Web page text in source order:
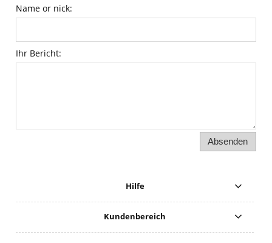
Name or nick:
Ihr Bericht:
Absenden
Hilfe
Kundenbereich